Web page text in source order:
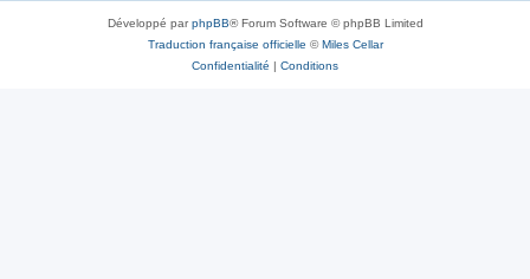
Développé parphpBB® Forum Software © phpBB Limited
Traduction française officielle ©Miles Cellar
Confidentialité | Conditions